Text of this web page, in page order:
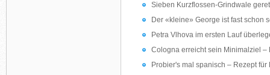
Sieben Kurzflossen-Grindwale
Der «kleine» George ist fast schon
Petra Vlhova im ersten Lauf
Cologna erreicht sein Minimalziel –
Probier's mal spanisch – Rezept